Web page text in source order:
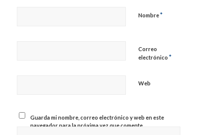
Nombre*
Correo
electrónico *
Web
Guarda mi nombre, correo electrónico y web en este
navegador para la próxima vez que comente.